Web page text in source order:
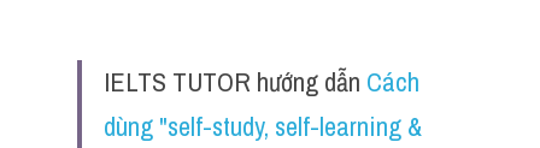
IELTS TUTOR hướng dẫn Cách
dùng "self-study, self-learning &